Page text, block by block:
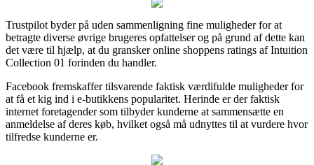
Trustpilot byder på uden sammenligning fine muligheder for at
betragte diverse øvrige brugeres opfattelser og på grund af dette kan
det være til hjælp, at du gransker online shoppens ratings af Intuition
Collection 01 forinden du handler.
Facebook fremskaffer tilsvarende faktisk værdifulde muligheder for
at få et kig ind i e-butikkens popularitet. Herinde er der faktisk
internet foretagender som tilbyder kunderne at sammensætte en
anmeldelse af deres køb, hvilket også må udnyttes til at vurdere hvor
tilfredse kunderne er.